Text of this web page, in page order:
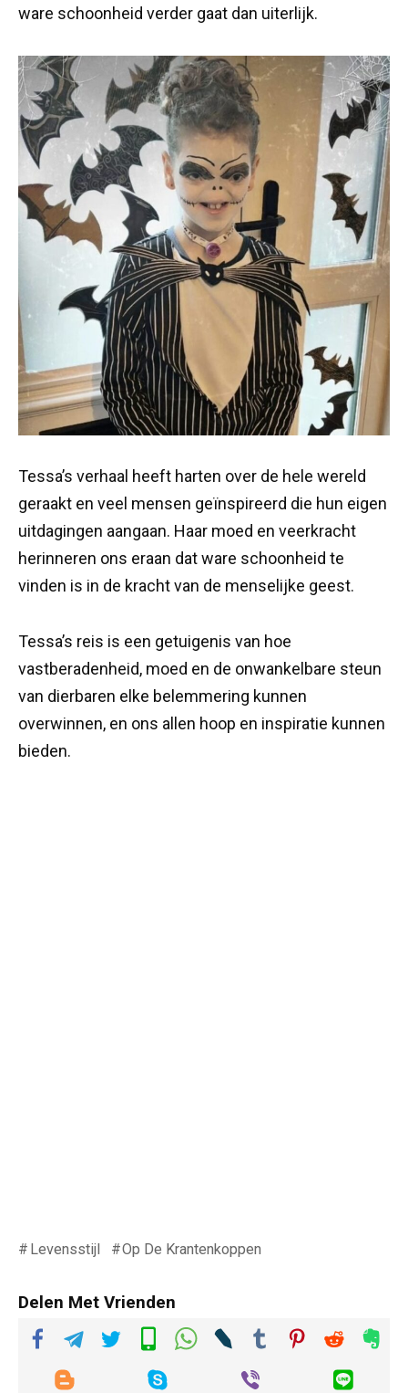
ware schoonheid verder gaat dan uiterlijk.
Tessa’s verhaal heeft harten over de hele wereld
geraakt en veel mensen geïnspireerd die hun eigen
uitdagingen aangaan. Haar moed en veerkracht
herinneren ons eraan dat ware schoonheid te
vinden is in de kracht van de menselijke geest.
Tessa’s reis is een getuigenis van hoe
vastberadenheid, moed en de onwankelbare steun
van dierbaren elke belemmering kunnen
overwinnen, en ons allen hoop en inspiratie kunnen
bieden.
Levensstijl Op De Krantenkoppen
Delen Met Vrienden